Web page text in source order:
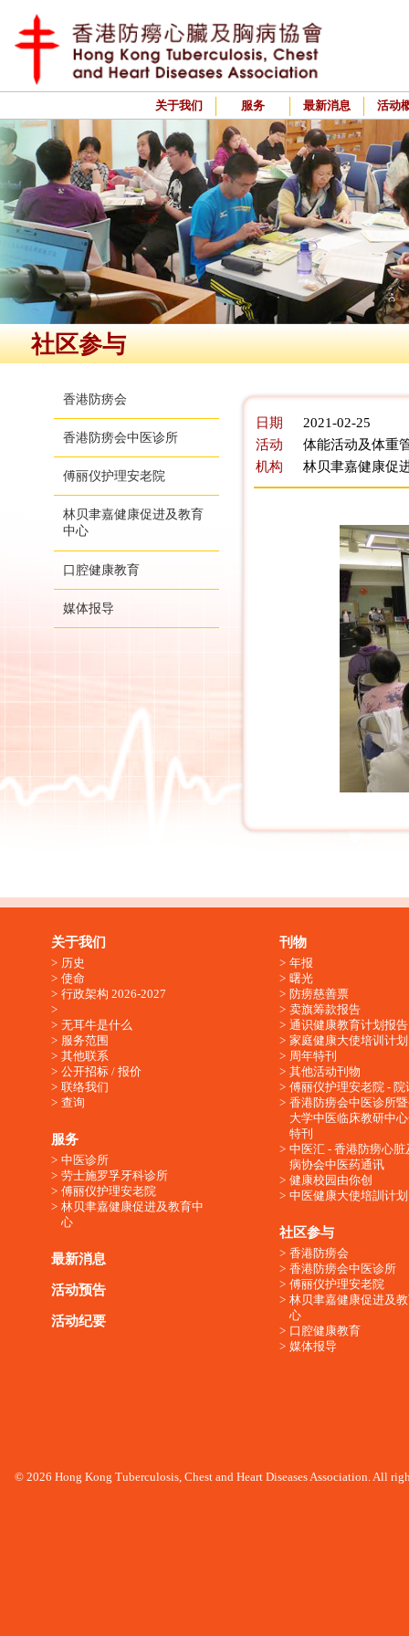
关于我们 服务 最新消息 活动
社区参与
香港防痨会
香港防痨会中医诊所
傅丽仪护理安老院
林贝聿嘉健康促进及教育
中心
口腔健康教育
媒体报导
日期
2021-02-25
活动
体能活动及体重
机构
林贝聿嘉健康促
关于我们
历史
使命
行政架构 2026-2027
无耳牛是什么
服务范围
其他联系
公开招标 / 报价
联络我们
查询
服务
中医诊所
劳士施罗孚牙科诊所
傅丽仪护理安老院
林贝聿嘉健康促进及教育中
心
最新消息
活动预告
活动纪要
刊物
年报
曙光
防痨慈善票
卖旗筹款报告
通识健康教育计划报告
家庭健康大使培训计划
周年特刊
其他活动刊物
傅丽仪护理安老院 - 院
香港防痨会中医诊所
大学中医临床教研中
特刊
中医汇 - 香港防痨心脏
病协会中医药通讯
健康校园由你创
中医健康大使培訓计划
社区参与
香港防痨会
香港防痨会中医诊所
傅丽仪护理安老院
林贝聿嘉健康促进及
心
口腔健康教育
媒体报导
© 2026 Hong Kong Tuberculosis, Chest and Heart Diseases Association. All